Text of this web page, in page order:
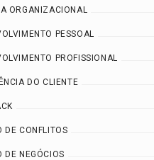
ORGANIZACIONAL
PESSOAL
PROFISSIONAL
DO CLIENTE
DE CONFLITOS
DE NEGÓCIOS